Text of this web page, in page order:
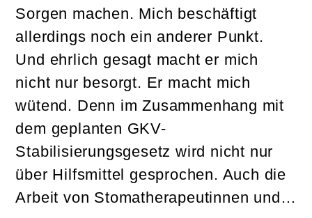
Sorgen machen. Mich beschäftigt
allerdings noch ein anderer Punkt.
Und ehrlich gesagt macht er mich
nicht nur besorgt. Er macht mich
wütend. Denn im Zusammenhang mit
dem geplanten GKV-
Stabilisierungsgesetz wird nicht nur
über Hilfsmittel gesprochen. Auch die
Arbeit von Stomatherapeutinnen und…